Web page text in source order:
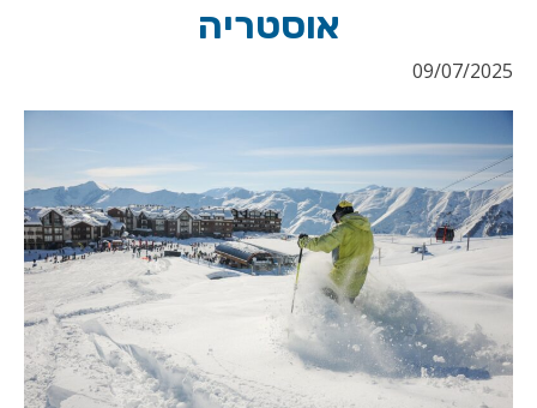
אוסטריה
09/07/2025